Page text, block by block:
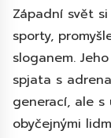
Západní svět
sporty,
sloganem.
spjata s
generací, ale s
obyčejnými